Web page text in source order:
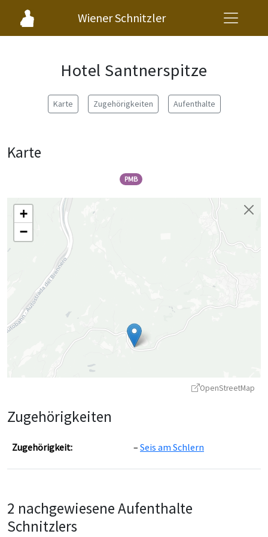
Wiener Schnitzler
Hotel Santnerspitze
Karte Zugehörigkeiten Aufenthalte
Karte
PMB
+
−
OpenStreetMap
Zugehörigkeiten
Zugehörigkeit: Seis am Schlern
2 nachgewiesene Aufenthalte
Schnitzlers